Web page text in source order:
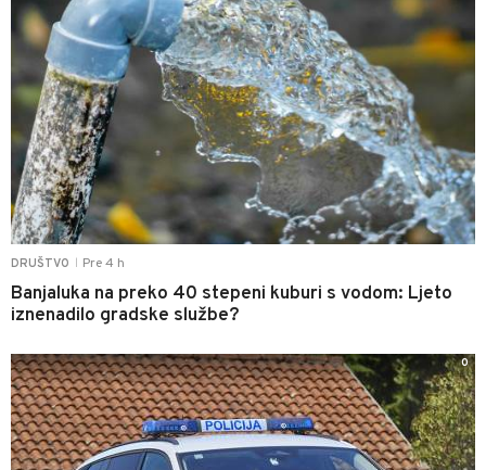
DRUŠTVO Pre 4 h
Banjaluka na preko 40 stepeni kuburi s vodom: Ljeto
iznenadilo gradske službe?
0